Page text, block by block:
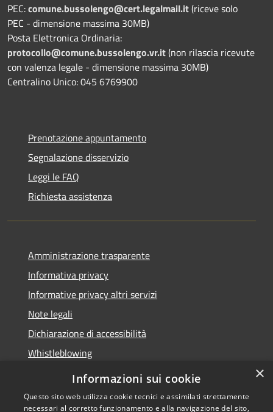
PEC:comune.bussolengo@cert.legalmail.it(riceve solo
PEC - dimensione massima 30MB)
Posta Elettronica Ordinaria:
protocollo@comune.bussolengo.vr.it(non rilascia ricevute
con valenza legale - dimensione massima 30MB)
Centralino Unico: 045 6769900
Prenotazione appuntamento
Segnalazione disservizio
Leggi le FAQ
Richiesta assistenza
Amministrazione trasparente
Informativa privacy
Informative privacy altri servizi
Note legali
Dichiarazione di accessibilità
Whistleblowing
×
Informazioni sui cookie
Questo sito web utilizza cookie tecnici e assimilati strettamente
necessari al corretto funzionamento e alla navigazione del sito,